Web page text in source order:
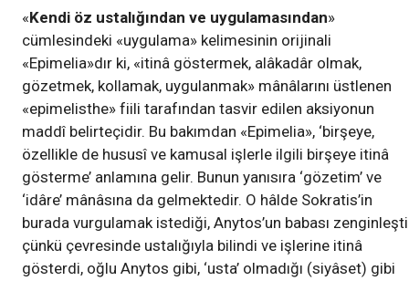
«Kendi öz ustalığından ve uygulamasından»
cümlesindeki «uygulama» kelimesinin orijinali
«Epimelia»dır ki, «itinâ göstermek, alâkadâr olmak,
gözetmek, kollamak, uygulanmak» mânâlarını üstlenen
«epimelisthe» fiili tarafından tasvir edilen aksiyonun
maddî belirteçidir. Bu bakımdan «Epimelia», ‘birşeye,
özellikle de hususî ve kamusal işlerle ilgili birşeye itinâ
gösterme’ anlamına gelir. Bunun yanısıra ‘gözetim’ ve
‘idâre’ mânâsına da gelmektedir. O hâlde Sokratis’in
burada vurgulamak istediği, Anytos’un babası zenginleşti
çünkü çevresinde ustalığıyla bilindi ve işlerine itinâ
gösterdi, oğlu Anytos gibi, ‘usta’ olmadığı (siyâset) gibi